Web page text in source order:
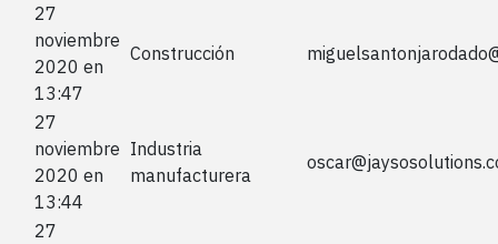
27
noviembre
2020 en
13:47
Construcción
27
noviembre
2020 en
13:44
Industria
manufacturera
27